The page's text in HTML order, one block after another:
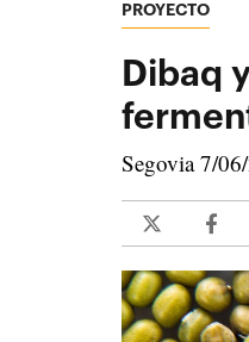
PROYECTO
Dibaq
Segovia 7/